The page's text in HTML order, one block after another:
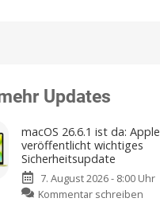
Updates
macOS 26.6.1 ist da: Apple
veröffentlicht wichtiges
Sicherheitsupdate
7. August 2026 - 8:00 Uhr
Kommentar schreiben